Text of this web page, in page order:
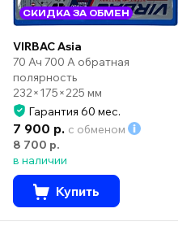
СКИДКА ЗА ОБМЕН
VIRBAC Asia
70 Ач 700 А обратная
полярность
232×175×225 мм
Гарантия 60 мес.
7 900 р. с обменом
8 700 р.
в наличии
Купить